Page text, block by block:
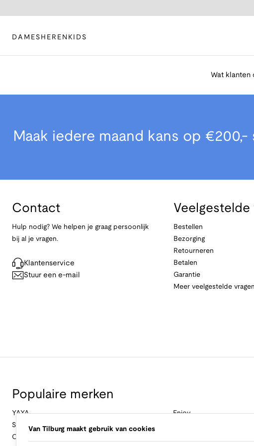
DAMES HEREN KIDS
Wat klanten
Maak iedere maand kans op €200,-
Contact
Hulp nodig? We helpen je graag persoonlijk
bij al je vragen.
Klantenservice
Stuur een e-mail
Veelgestelde
Bestellen
Bezorging
Retourneren
Betalen
Garantie
Meer veelgestelde vragen
Populaire merken
YAYA
Studio Anneloes
Cambio
Enjoy
Van Tilburg maakt gebruik van cookies